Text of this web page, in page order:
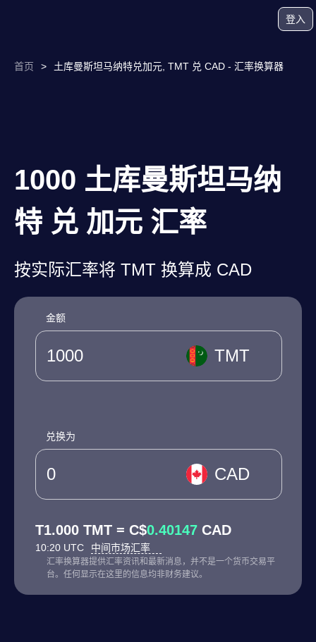
登入
首页 > 土库曼斯坦马纳特兑加元, TMT 兑 CAD - 汇率换算器
1000 土库曼斯坦马纳
特 兑 加元 汇率
按实际汇率将 TMT 换算成 CAD
金额
TMT
兑换为
CAD
T1.000 TMT = C$0.40147 CAD
10:20 UTC 中间市场汇率
汇率换算器提供汇率资讯和最新消息，并不是一个货币交易平
台。任何显示在这里的信息均非财务建议。